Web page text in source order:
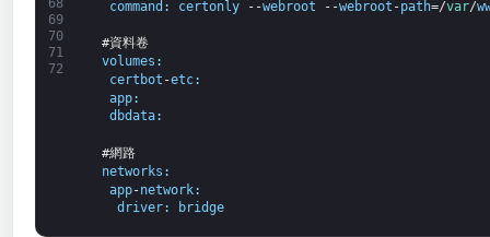
68
69
70
71
72
command : certonly --webroot --webroot -path=/var/
#資料卷
volumes :
certbot -etc:
app:
dbdata:
#網路
networks :
app-network:
driver: bridge